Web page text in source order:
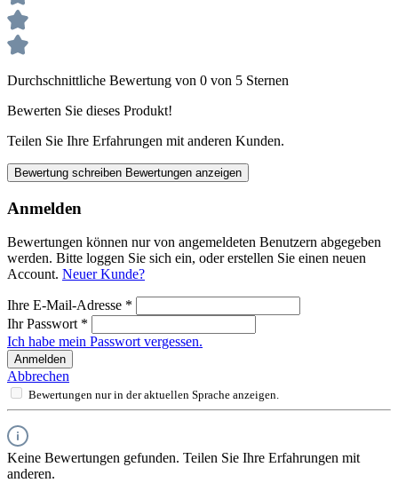
Durchschnittliche Bewertung von 0 von 5 Sternen
Bewerten Sie dieses Produkt!
Teilen Sie Ihre Erfahrungen mit anderen Kunden.
Bewertung schreiben Bewertungen anzeigen
Anmelden
Bewertungen können nur von angemeldeten Benutzern abgegeben
werden. Bitte loggen Sie sich ein, oder erstellen Sie einen neuen
Account. Neuer Kunde?
Ihre E-Mail-Adresse *
Ihr Passwort *
Ich habe mein Passwort vergessen.
Anmelden
Abbrechen
Bewertungen nur in der aktuellen Sprache anzeigen.
Keine Bewertungen gefunden. Teilen Sie Ihre Erfahrungen mit
anderen.